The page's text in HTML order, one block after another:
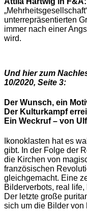
unterrepräsentierten
immer nach einer
wird.
Und hier zum
10/2020, Seite 3:
Der Wunsch, ein
Der Kulturkampf
Ein Weckruf – von
Ikonoklasten hat es
gibt. In der Folge der
die Kirchen von
französischen
gleichgemacht. Eine
Bilderverbots, real
Der letzte große
sich um die Bilder von